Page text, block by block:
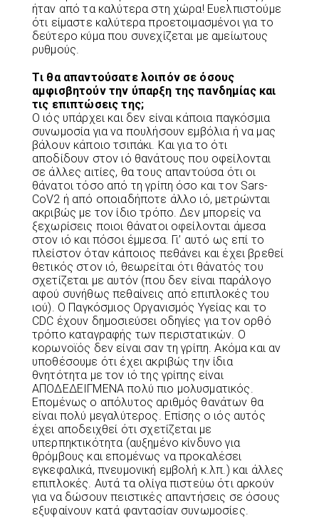
ήταν από τα καλύτερα στη χώρα! Ευελπιστούμε
ότι είμαστε καλύτερα προετοιμασμένοι για το
δεύτερο κύμα που συνεχίζεται με αμείωτους
ρυθμούς.
Tι θα απαντούσατε λοιπόν σε όσους
αμφισβητούν την ύπαρξη της πανδημίας και
τις επιπτώσεις της;
Ο ιός υπάρχει και δεν είναι κάποια παγκόσμια
συνωμοσία για να πουλήσουν εμβόλια ή να μας
βάλουν κάποιο τσιπάκι. Και για το ότι
αποδίδουν στον ιό θανάτους που οφείλονται
σε άλλες αιτίες, θα τους απαντούσα ότι οι
θάνατοι τόσο από τη γρίπη όσο και τον Sars-
CoV2 ή από οποιαδήποτε άλλο ιό, μετρώνται
ακριβώς με τον ίδιο τρόπο. Δεν μπορείς να
ξεχωρίσεις ποιοι θάνατοι οφείλονται άμεσα
στον ιό και πόσοι έμμεσα. Γι’ αυτό ως επί το
πλείστον όταν κάποιος πεθάνει και έχει βρεθεί
θετικός στον ιό, θεωρείται ότι θάνατός του
σχετίζεται με αυτόν (που δεν είναι παράλογο
αφού συνήθως πεθαίνεις από επιπλοκές του
ιού). Ο Παγκόσμιος Οργανισμός Υγείας και το
CDC έχουν δημοσιεύσει οδηγίες για τον ορθό
τρόπο καταγραφής των περιστατικών. Ο
κορωνοϊός δεν είναι σαν τη γρίπη. Ακόμα και αν
υποθέσουμε ότι έχει ακριβώς την ίδια
θνητότητα με τον ιό της γρίπης είναι
ΑΠΟΔΕΔΕΙΓΜΕΝΑ πολύ πιο μολυσματικός.
Επομένως ο απόλυτος αριθμός θανάτων θα
είναι πολύ μεγαλύτερος. Επίσης ο ιός αυτός
έχει αποδειχθεί ότι σχετίζεται με
υπερπηκτικότητα (αυξημένο κίνδυνο για
θρόμβους και επομένως να προκαλέσει
εγκεφαλικά, πνευμονική εμβολή κ.λπ.) και άλλες
επιπλοκές. Αυτά τα ολίγα πιστεύω ότι αρκούν
για να δώσουν πειστικές απαντήσεις σε όσους
εξυφαίνουν κατά φαντασίαν συνωμοσίες.